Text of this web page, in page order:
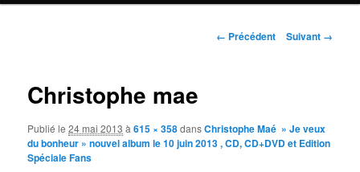
Navigation
← Précédent Suivant →
Christophe mae
Publié le24 mai 2013 à615 × 358dansChristophe Maé » Je veux
du bonheur » nouvel album le 10 juin 2013 , CD, CD+DVD et Edition
Spéciale Fans